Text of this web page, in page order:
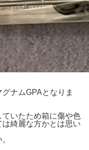
ナムGPAとなりま
いたため箱に傷や色
綺麗な方かとは思い